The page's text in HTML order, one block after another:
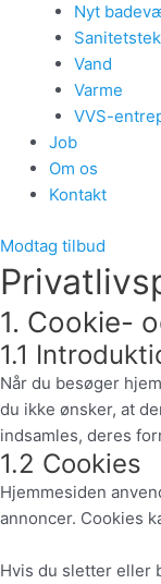
Nyt
Vand
Varme
VVS-
Job
Om os
Kontakt
Modtag tilbud
1. Cookie-
1.1
Når du besøger
du ikke ønsker, at
indsamles, deres
1.2 Cookies
Hjemmesiden
annoncer. Cookies
Hvis du sletter eller